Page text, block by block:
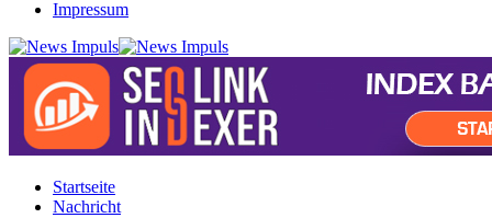
Impressum
Startseite
Nachricht